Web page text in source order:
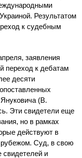
Результатом
к судебным
заявления
переход к дебатам
десяти
(В.
Эти свидетели еще
но в рамках
действуют в
Суд, в свою
свидетелей и